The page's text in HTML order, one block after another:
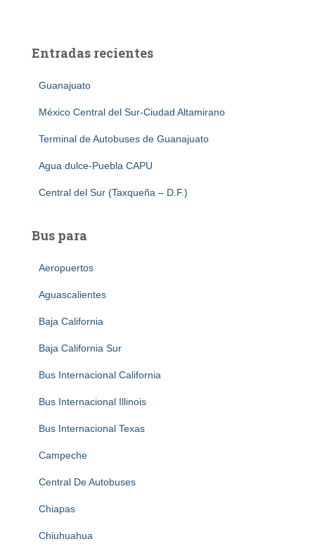
Entradas recientes
Guanajuato
México Central del Sur-Ciudad Altamirano
Terminal de Autobuses de Guanajuato
Agua dulce-Puebla CAPU
Central del Sur (Taxqueña – D.F.)
Bus para
Aeropuertos
Aguascalientes
Baja California
Baja California Sur
Bus Internacional California
Bus Internacional Illinois
Bus Internacional Texas
Campeche
Central De Autobuses
Chiapas
Chiuhuahua